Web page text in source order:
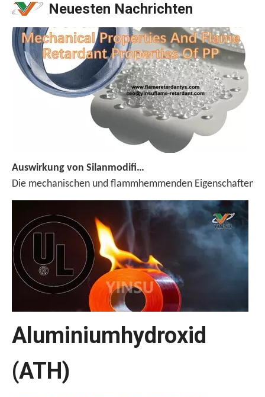
Neuesten Nachrichten
Die mechanischen und flammhemmenden Eigenschaften
Aluminiumhydroxid
(ATH)